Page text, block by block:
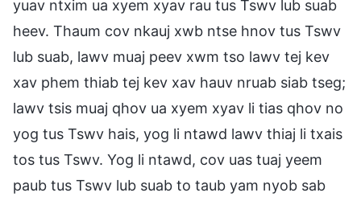
yuav ntxim ua xyem xyav rau tus Tswv lub suab
heev. Thaum cov nkauj xwb ntse hnov tus Tswv
lub suab, lawv muaj peev xwm tso lawv tej kev
xav phem thiab tej kev xav hauv nruab siab tseg;
lawv tsis muaj qhov ua xyem xyav li tias qhov no
yog tus Tswv hais, yog li ntawd lawv thiaj li txais
tos tus Tswv. Yog li ntawd, cov uas tuaj yeem
paub tus Tswv lub suab to taub yam nyob sab